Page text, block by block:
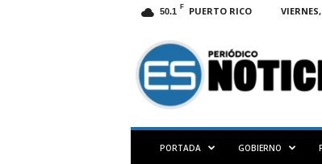
50.1 F PUERTO RICO
S
N
O
PORTADA GOBIERNO